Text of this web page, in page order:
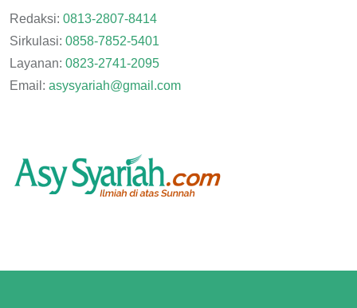
Redaksi: 0813-2807-8414
Sirkulasi: 0858-7852-5401
Layanan: 0823-2741-2095
Email: asysyariah@gmail.com